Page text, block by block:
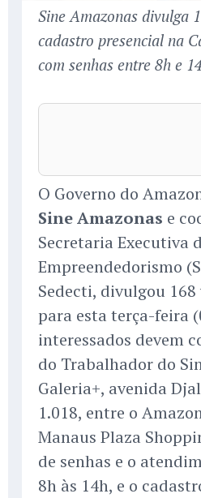
Sine Amazonas divulga
cadastro presencial na
com senhas entre 8h e
O Governo do
Sine Amazonas e
Secretaria Executiva
Empreendedorismo
Sedecti, divulgou 168
para esta terça-feira
interessados devem
do Trabalhador do
Galeria+, avenida
1.018, entre o
Manaus Plaza
de senhas e o
8h às 14h, e o